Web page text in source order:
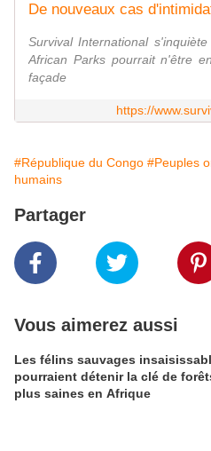
Survival International
African Parks pourrait n'être
façade
https://
#République du Congo #Peuples
humains
Partager
Vous aimerez aussi
Les félins sauvages
pourraient détenir la clé de
plus saines en Afrique